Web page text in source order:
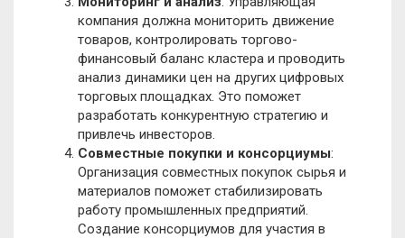
компания должна мониторить движение
товаров, контролировать торгово-
финансовый баланс кластера и проводить
анализ динамики цен на других цифровых
торговых площадках. Это поможет
разработать конкурентную стратегию и
привлечь инвесторов.
Совместные покупки и консорциумы:
Организация совместных покупок сырья и
материалов поможет стабилизировать
работу промышленных предприятий.
Создание консорциумов для участия в